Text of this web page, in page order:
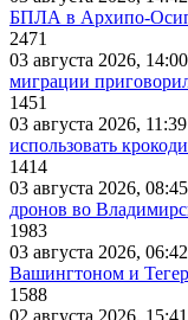
БПЛА в Архипо-
2471
03 августа 2026, 14:00
миграции
1451
03 августа 2026, 11:39
использовать
1414
03 августа 2026, 08:45
дронов во
1983
03 августа 2026, 06:42
Вашингтоном и
1588
02 августа 2026, 15:41